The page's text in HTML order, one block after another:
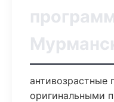
оригинальными